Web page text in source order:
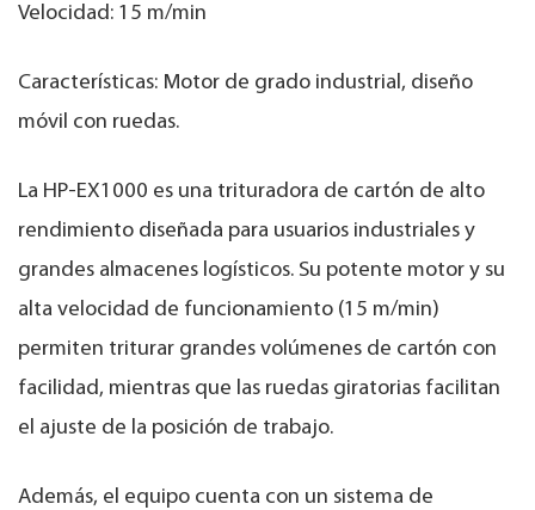
Velocidad: 15 m/min
Características: Motor de grado industrial, diseño
móvil con ruedas.
La HP-EX1000 es una trituradora de cartón de alto
rendimiento diseñada para usuarios industriales y
grandes almacenes logísticos. Su potente motor y su
alta velocidad de funcionamiento (15 m/min)
permiten triturar grandes volúmenes de cartón con
facilidad, mientras que las ruedas giratorias facilitan
el ajuste de la posición de trabajo.
Además, el equipo cuenta con un sistema de